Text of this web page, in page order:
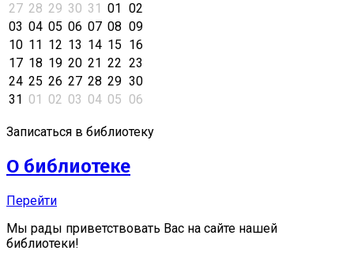
27 28 29 30 31 01 02
03 04 05 06 07 08 09
10 11 12 13 14 15 16
17 18 19 20 21 22 23
24 25 26 27 28 29 30
31 01 02 03 04 05 06
Записаться в библиотеку
О библиотеке
Перейти
Мы рады приветствовать Вас на сайте нашей
библиотеки!